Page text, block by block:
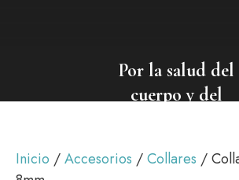
Por la salud del
cuerpo y del
Inicio /Accesorios /Collares /